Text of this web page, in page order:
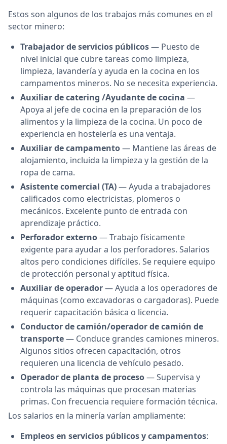
Estos son algunos de los trabajos más comunes en el
sector minero:
Trabajador de servicios públicos— Puesto de
nivel inicial que cubre tareas como limpieza,
limpieza, lavandería y ayuda en la cocina en los
campamentos mineros. No se necesita experiencia.
Auxiliar de catering /Ayudante de cocina —
Apoya al jefe de cocina en la preparación de los
alimentos y la limpieza de la cocina. Un poco de
experiencia en hostelería es una ventaja.
Auxiliar de campamento— Mantiene las áreas de
alojamiento, incluida la limpieza y la gestión de la
ropa de cama.
Asistente comercial (TA)— Ayuda a trabajadores
calificados como electricistas, plomeros o
mecánicos. Excelente punto de entrada con
aprendizaje práctico.
Perforador externo— Trabajo físicamente
exigente para ayudar a los perforadores. Salarios
altos pero condiciones difíciles. Se requiere equipo
de protección personal y aptitud física.
Auxiliar de operador— Ayuda a los operadores de
máquinas (como excavadoras o cargadoras). Puede
requerir capacitación básica o licencia.
Conductor de camión/operador de camión de
transporte— Conduce grandes camiones mineros.
Algunos sitios ofrecen capacitación, otros
requieren una licencia de vehículo pesado.
Operador de planta de proceso— Supervisa y
controla las máquinas que procesan materias
primas. Con frecuencia requiere formación técnica.
Los salarios en la minería varían ampliamente:
Empleos en servicios públicos y campamentos: